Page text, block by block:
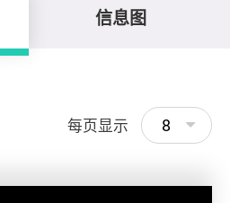
信息图
每页显示 8